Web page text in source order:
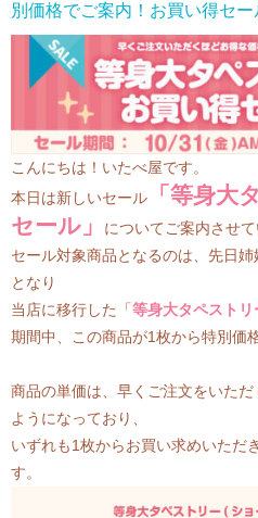
別価格でご案内！お買い得セ
こんにちは！いたべ屋です。
本日は新しいセール
「等身大タ
セール」
についてご案内させて
セール対象商品となるのは、先日
となり
当店に移行した「等身大タペストリ
期間中、この商品が1枚から特別価
商品の単価は、早くご注文をいた
ようになっており、
いずれも1枚からお買い求めいただ
す。